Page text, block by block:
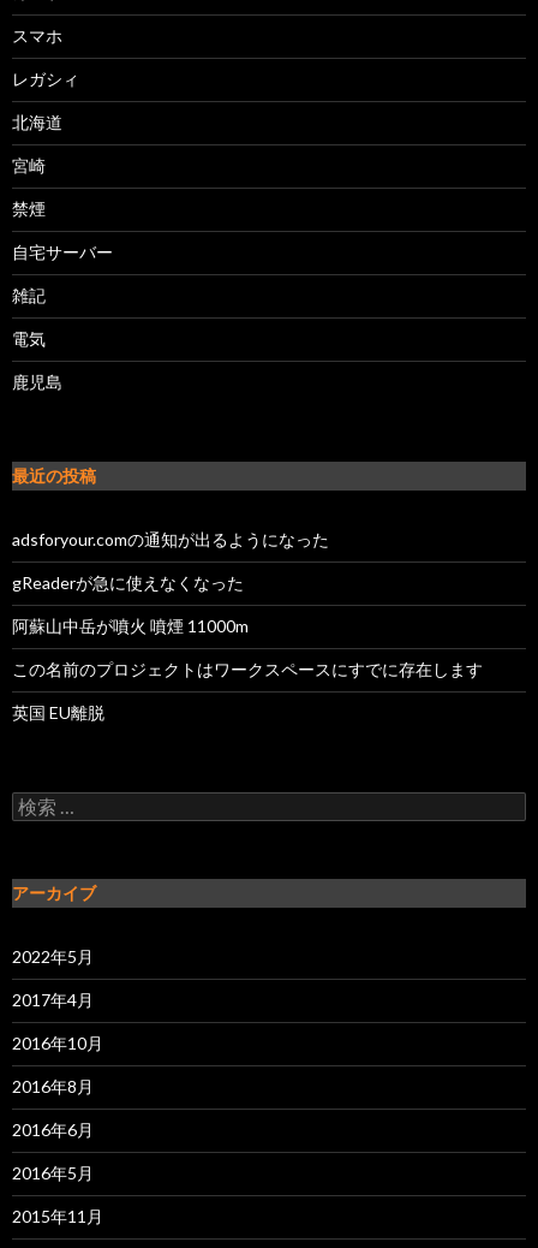
スマホ
レガシィ
北海道
宮崎
禁煙
自宅サーバー
雑記
電気
鹿児島
最近の投稿
adsforyour.comの通知が出るようになった
gReaderが急に使えなくなった
阿蘇山中岳が噴火 噴煙 11000m
この名前のプロジェクトはワークスペースにすでに存在します
英国 EU離脱
検索:
アーカイブ
2022年5月
2017年4月
2016年10月
2016年8月
2016年6月
2016年5月
2015年11月